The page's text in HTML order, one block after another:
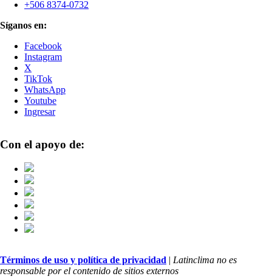
+506 8374-0732
Síganos en:
Facebook
Instagram
X
TikTok
WhatsApp
Youtube
Ingresar
Con el apoyo de:
Términos de uso y política de privacidad | Latinclima no es
responsable por el contenido de sitios externos